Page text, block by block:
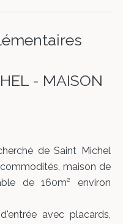
- MAISON
de Saint Michel
maison de
de 160m² environ
avec placards,